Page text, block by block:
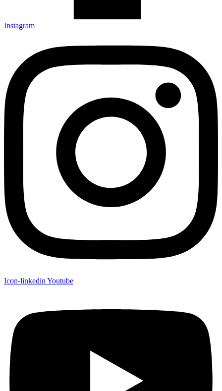
Instagram
Icon-linkedin Youtube